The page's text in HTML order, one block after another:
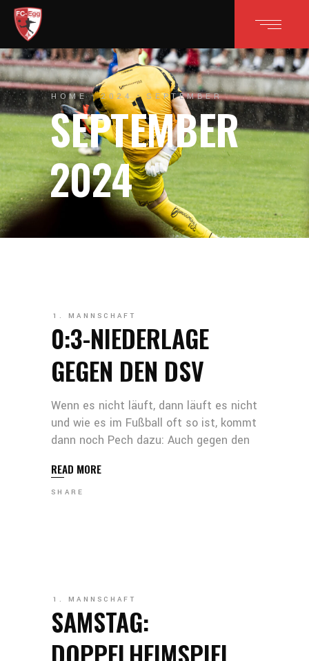
HOME 2024 SEPTEMBER
SEPTEMBER
2024
1. MANNSCHAFT
0:3-NIEDERLAGE
GEGEN DEN DSV
Wenn es nicht läuft, dann läuft es nicht
und wie es im Fußball oft so ist, kommt
dann noch Pech dazu: Auch gegen den
READ MORE
SHARE
1. MANNSCHAFT
SAMSTAG: